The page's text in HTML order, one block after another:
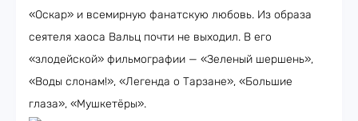
«Оскар» и всемирную фанатскую любовь. Из образа
сеятеля хаоса Вальц почти не выходил. В его
«злодейской» фильмографии — «Зеленый шершень»,
«Воды слонам!», «Легенда о Тарзане», «Большие
глаза», «Мушкетёры».